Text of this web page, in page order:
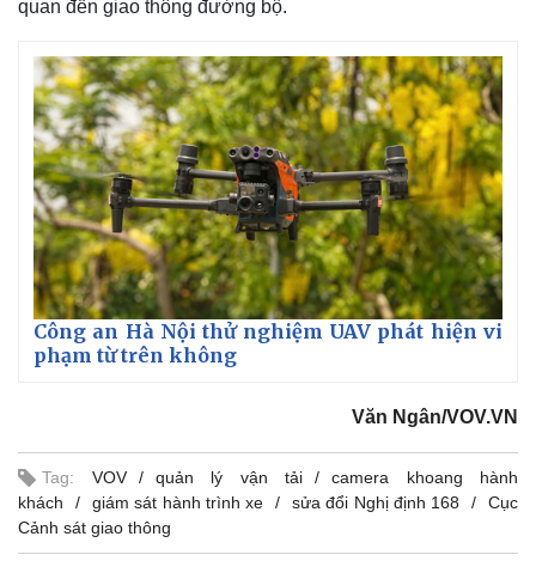
quan đến giao thông đường bộ.
Công an Hà Nội thử nghiệm UAV phát hiện vi
phạm từ trên không
Văn Ngân/VOV.VN
Tag: VOV quản lý vận tải
camera khoang hành
khách
giám sát hành trình xe sửa đổi Nghị định 168
Cục
Cảnh sát giao thông